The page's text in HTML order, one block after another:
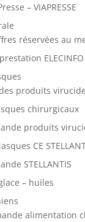
– VIAPRESSE
réservées au
ELECINFO
produits
chirurgicaux
produits
CE
STELLANTIS
– huiles
alimentation